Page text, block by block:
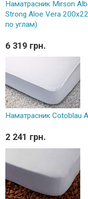
Наматрасник Mirson
Strong Aloe Vera
по углам)
6 319 грн.
Наматрасник Cotoblau
2 241 грн.